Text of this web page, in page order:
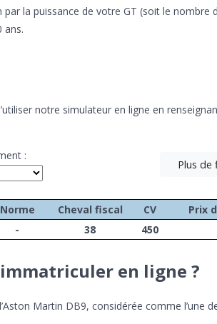
la puissance de votre GT (soit le nombre
ans.
notre simulateur en ligne en
:
Plus de
Norme Cheval fiscal CV
Prix
- 38 450
en ligne ?
Martin DB9, considérée comme l’une